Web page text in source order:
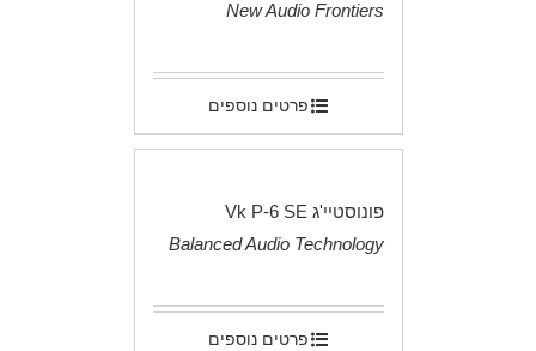
New Audio Frontiers
פרטים נוספים
פונוסטיי'ג Vk P-6 SE
Balanced Audio Technology
פרטים נוספים